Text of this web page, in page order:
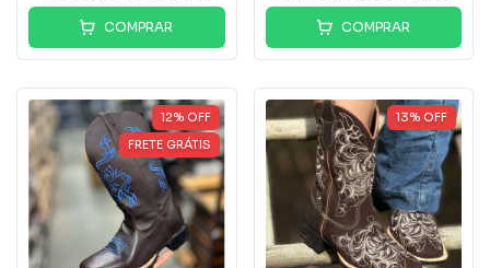
COMPRAR COMPRAR
12% OFF
FRETE GRÁTIS
13% OFF